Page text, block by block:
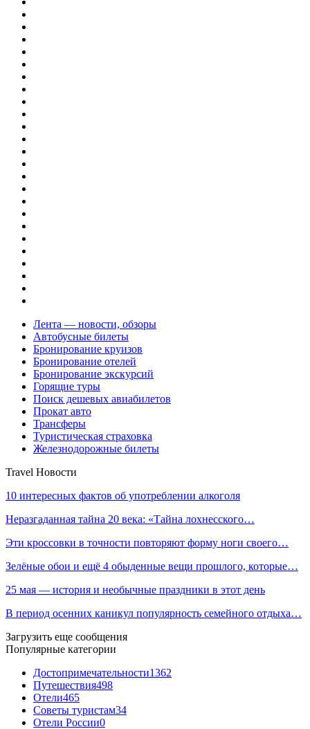
Лента — новости, обзоры
Автобусные билеты
Бронирование круизов
Бронирование отелей
Бронирование экскурсий
Горящие туры
Поиск дешевых авиабилетов
Прокат авто
Трансферы
Туристическая страховка
Железнодорожные билеты
Travel Новости
10 интересных фактов об употреблении алкоголя
Неразгаданная тайна 20 века: «Тайна лохнесского…
Эти кроссовки в точности повторяют форму ноги своего…
Зелёные обои и ещё 4 обыденные вещи прошлого, которые…
25 мая — история и необычные праздники в этот день
В период осенних каникул популярность семейного отдыха…
Загрузить еще сообщения
Популярные категории
Достопримечательности1362
Путешествия498
Отели465
Советы туристам34
Отели России0